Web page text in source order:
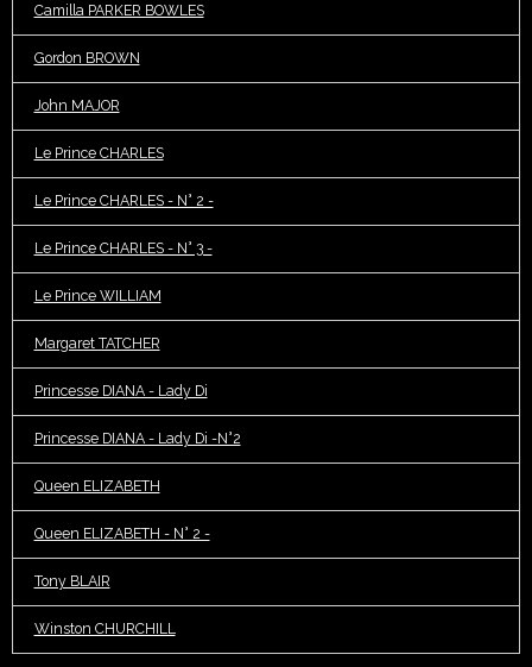
Camilla PARKER BOWLES
Gordon BROWN
John MAJOR
Le Prince CHARLES
Le Prince CHARLES - N° 2 -
Le Prince CHARLES - N° 3 -
Le Prince WILLIAM
Margaret TATCHER
Princesse DIANA - Lady Di
Princesse DIANA - Lady Di -N°2
Queen ELIZABETH
Queen ELIZABETH - N° 2 -
Tony BLAIR
Winston CHURCHILL